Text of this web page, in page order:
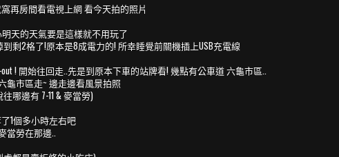
再房間看電視上網 看今天拍的照片
天的天氣要是這樣就不用玩了
剩2格了!原本是8成電力的! 所幸睡覺前關機插上USB充電線
! 開始往回走..先是到原本下車的站牌看! 幾點有公車道 六龜市區..
龜市區走~ 邊走邊看風景拍照
哪邊有 7-11 & 麥當勞)
1個多小時左右吧
勞在那邊..